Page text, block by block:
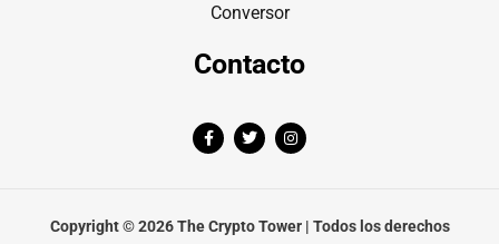
Conversor
Contacto
F
a
o
T
w
r
I
n
r
Copyright © 2026 The Crypto Tower | Todos los derechos